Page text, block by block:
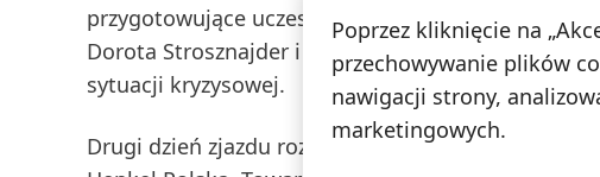
przygotowujące uczestników do wykonywania
Dorota Strosznajder i Anna Kobierska
sytuacji kryzysowej.
Drugi dzień zjazdu rozpoczęła prezentacja Doroty
Poprzez kliknięcie na
przechowywanie plików
nawigacji strony,
marketingowych.